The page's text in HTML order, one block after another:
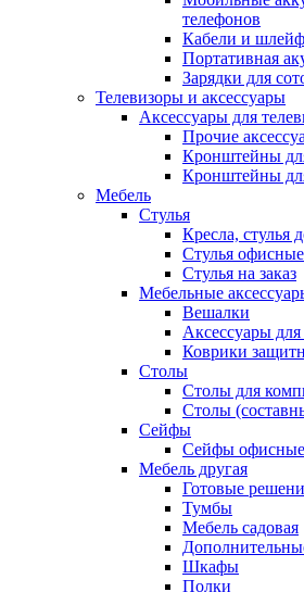
телефонов
Кабели и
Портативная
Зарядки для
Телевизоры и аксессуары
Аксессуары для
Прочие
Кронштейны
Кронштейны
Мебель
Стулья
Кресла, стулья
Стулья офисные
Стулья на заказ
Мебельные
Вешалки
Аксессуары для
Коврики
Столы
Столы для
Столы
Сейфы
Сейфы офисные
Мебель другая
Готовые
Тумбы
Мебель садовая
Шкафы
Полки